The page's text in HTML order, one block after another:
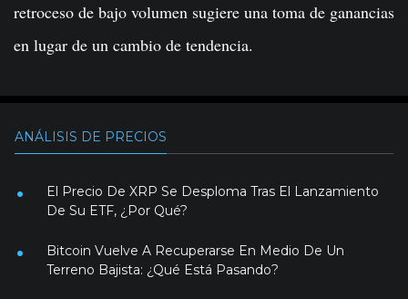
retroceso de bajo volumen sugiere una toma de ganancias
en lugar de un cambio de tendencia.
ANÁLISIS DE PRECIOS
El Precio De XRP Se Desploma Tras El Lanzamiento
De Su ETF, ¿Por Qué?
Bitcoin Vuelve A Recuperarse En Medio De Un
Terreno Bajista: ¿Qué Está Pasando?